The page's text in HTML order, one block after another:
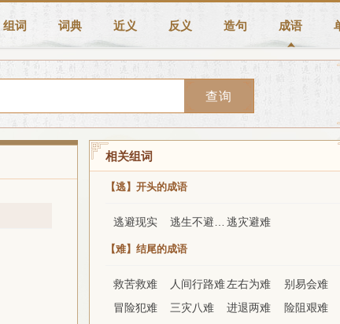
组词 词典 近义 反义 造句 成语
查询
相关组词
【逃】开头的成语
逃避现实 逃灾避难
【难】结尾的成语
救苦救难 人间行路难左右为难
别易会难
冒险犯难
三灾八难 进退两难
险阻艰难